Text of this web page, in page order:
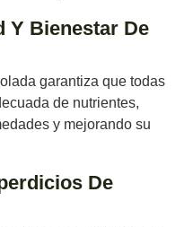
Y Bienestar De
garantiza que todas
de nutrientes,
y mejorando su
De